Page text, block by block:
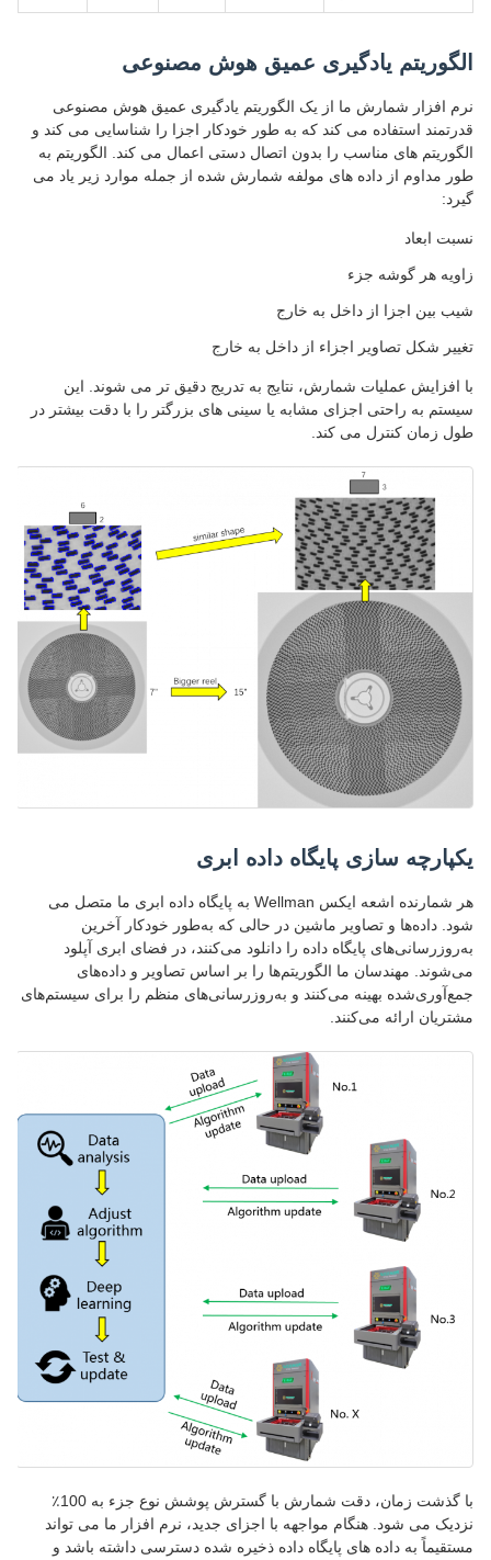
الگوریتم یادگیری عمیق هوش مصنوعی
نرم افزار شمارش ما از یک الگوریتم یادگیری عمیق هوش مصنوعی
قدرتمند استفاده می کند که به طور خودکار اجزا را شناسایی می کند و
الگوریتم های مناسب را بدون اتصال دستی اعمال می کند. الگوریتم به
طور مداوم از داده های مولفه شمارش شده از جمله موارد زیر یاد می
گیرد:
نسبت ابعاد
زاویه هر گوشه جزء
شیب بین اجزا از داخل به خارج
تغییر شکل تصاویر اجزاء از داخل به خارج
با افزایش عملیات شمارش، نتایج به تدریج دقیق تر می شوند. این
سیستم به راحتی اجزای مشابه یا سینی های بزرگتر را با دقت بیشتر در
طول زمان کنترل می کند.
یکپارچه سازی پایگاه داده ابری
هر شمارنده اشعه ایکس Wellman به پایگاه داده ابری ما متصل می
شود. داده‌ها و تصاویر ماشین در حالی که به‌طور خودکار آخرین
به‌روزرسانی‌های پایگاه داده را دانلود می‌کنند، در فضای ابری آپلود
می‌شوند. مهندسان ما الگوریتم‌ها را بر اساس تصاویر و داده‌های
جمع‌آوری‌شده بهینه می‌کنند و به‌روزرسانی‌های منظم را برای سیستم‌های
مشتریان ارائه می‌کنند.
با گذشت زمان، دقت شمارش با گسترش پوشش نوع جزء به 100٪
نزدیک می شود. هنگام مواجهه با اجزای جدید، نرم افزار ما می تواند
مستقیماً به داده های پایگاه داده ذخیره شده دسترسی داشته باشد و